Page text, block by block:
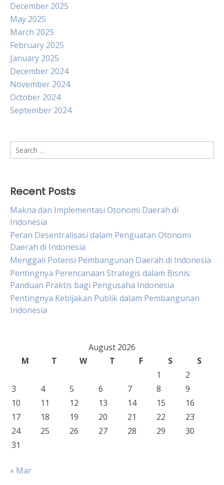
December 2025
May 2025
March 2025
February 2025
January 2025
December 2024
November 2024
October 2024
September 2024
Search
for:
Recent Posts
Makna dan Implementasi Otonomi Daerah di
Indonesia
Peran Desentralisasi dalam Penguatan Otonomi
Daerah di Indonesia
Menggali Potensi Pembangunan Daerah di Indonesia
Pentingnya Perencanaan Strategis dalam Bisnis:
Panduan Praktis bagi Pengusaha Indonesia
Pentingnya Kebijakan Publik dalam Pembangunan
Indonesia
August 2026
M
T W T F S
S
1
2
3
4 5 6 7 8
9
10
11 12 13 14 15
16
17
18 19 20 21 22
23
24
25 26 27 28 29
30
31
« Mar